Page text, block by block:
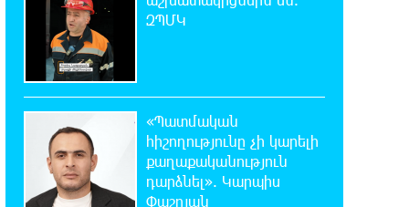
Ստեփանավանում ռուս կին է
փորձել ինքնասպան լինել
21:08:37 7-08-2026
ԵԱՏՄ֊ն չի ուզում, որ իր
միջոցներով զարգանա Հայաստանի
տնտեսությունը ու հետո գնա ԵՄ. Արշակ
Կարապետյան
ԶՊՄԿ
«Պատմական
հիշողությունը չի կարելի
քաղաքականություն
դարձնել». Կարպիս
Փաշոյան